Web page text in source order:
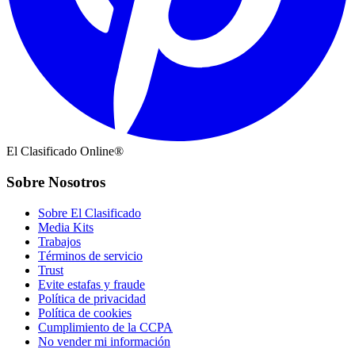
El Clasificado Online®
Sobre Nosotros
Sobre El Clasificado
Media Kits
Trabajos
Términos de servicio
Trust
Evite estafas y fraude
Política de privacidad
Política de cookies
Cumplimiento de la CCPA
No vender mi información